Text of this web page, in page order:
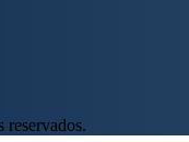
reservados.